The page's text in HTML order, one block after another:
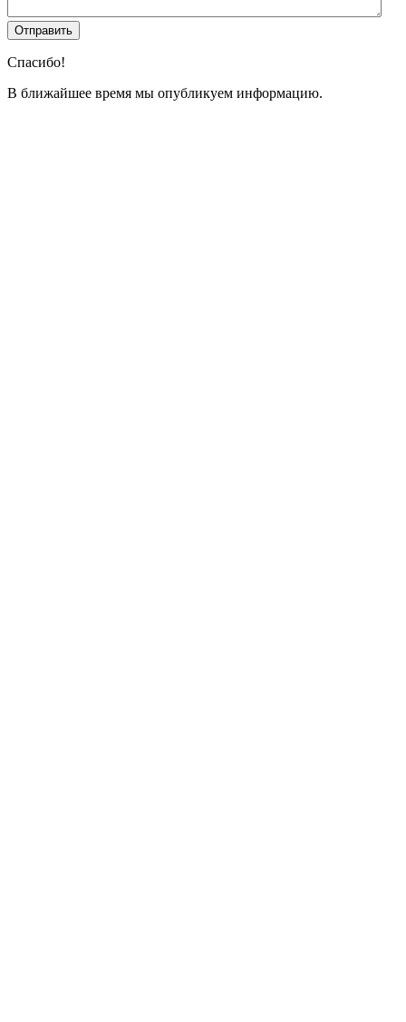
Спасибо!
В ближайшее время мы опубликуем информацию.